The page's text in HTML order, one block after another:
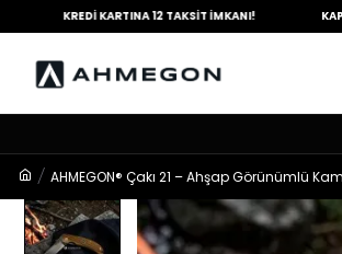
KREDİ KARTINA12 TAKSİT İMKANI! KAPIDA
AHMEGON® Çakı 21 – Ahşap Görünümlü